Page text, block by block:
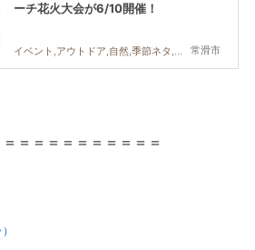
常滑市
ーチ花火大会が6/10開催！
イベント,アウトドア,自然,季節ネタ,親子,夫婦,家族,友人
＝＝＝＝＝＝＝＝＝＝